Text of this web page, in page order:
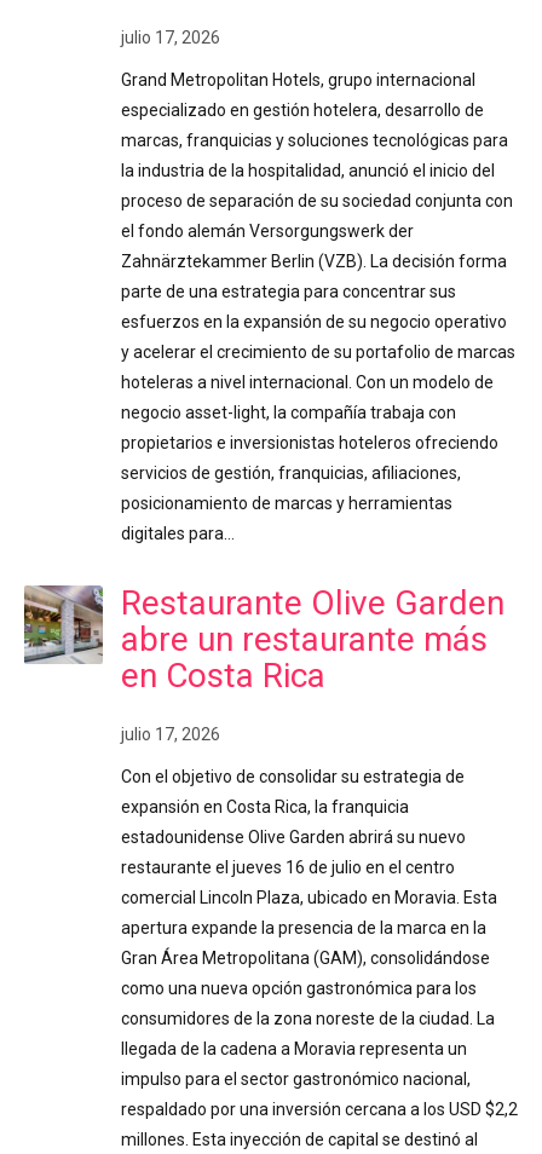
julio 17, 2026
Grand Metropolitan Hotels, grupo internacional
especializado en gestión hotelera, desarrollo de
marcas, franquicias y soluciones tecnológicas para
la industria de la hospitalidad, anunció el inicio del
proceso de separación de su sociedad conjunta con
el fondo alemán Versorgungswerk der
Zahnärztekammer Berlin (VZB). La decisión forma
parte de una estrategia para concentrar sus
esfuerzos en la expansión de su negocio operativo
y acelerar el crecimiento de su portafolio de marcas
hoteleras a nivel internacional. Con un modelo de
negocio asset-light, la compañía trabaja con
propietarios e inversionistas hoteleros ofreciendo
servicios de gestión, franquicias, afiliaciones,
posicionamiento de marcas y herramientas
digitales para…
Restaurante Olive Garden
abre un restaurante más
en Costa Rica
julio 17, 2026
Con el objetivo de consolidar su estrategia de
expansión en Costa Rica, la franquicia
estadounidense Olive Garden abrirá su nuevo
restaurante el jueves 16 de julio en el centro
comercial Lincoln Plaza, ubicado en Moravia. Esta
apertura expande la presencia de la marca en la
Gran Área Metropolitana (GAM), consolidándose
como una nueva opción gastronómica para los
consumidores de la zona noreste de la ciudad. La
llegada de la cadena a Moravia representa un
impulso para el sector gastronómico nacional,
respaldado por una inversión cercana a los USD $2,2
millones. Esta inyección de capital se destinó al